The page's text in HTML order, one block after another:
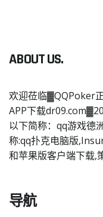
ABOUT US.
欢迎莅临▓QQPoker
APP下载
以下简称：qq游戏德
称:qq扑克电脑版
和苹果版客户端下载
导航